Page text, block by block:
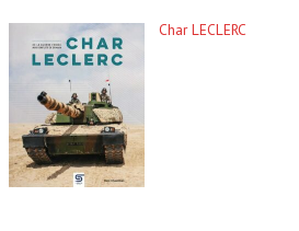
Char LECLERC